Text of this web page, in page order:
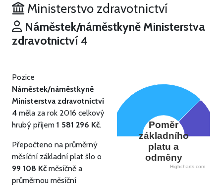
Ministerstvo zdravotnictví
Náměstek/náměstkyně Ministerstva
zdravotnictví 4
Pozice
Náměstek/náměstkyně
Ministerstva zdravotnictví
4 měla za rok 2016 celkový
hrubý příjem 1 581 296 Kč.
Přepočteno na průměrný
měsíční základní plat šlo o
99 108 Kč měsíčně a
průměrnou měsíční
Poměr
základního
platu a
odměny
Highcharts.com